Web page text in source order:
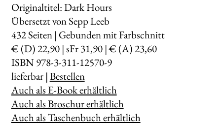
Originaltitel: Dark Hours
Übersetzt von Sepp Leeb
432Seiten | Gebunden mit Farbschnitt
€ (D) 22,90 | sFr 31,90 | € (A) 23,60
ISBN 978-3-311-12570-9
lieferbar |Bestellen
Auch als E-Book erhältlich
Auch als Broschur erhältlich
Auch als Taschenbuch erhältlich